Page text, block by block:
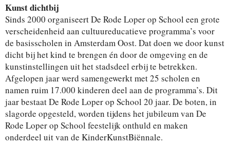
Kunst dichtbij
Sinds 2000 organiseert De Rode Loper op School een grote
verscheidenheid aan cultuureducatieve programma’s voor
de basisscholen in Amsterdam Oost. Dat doen we door kunst
dicht bij het kind te brengen én door de omgeving en de
kunstinstellingen uit het stadsdeel erbij te betrekken.
Afgelopen jaar werd samengewerkt met 25 scholen en
namen ruim 17.000 kinderen deel aan de programma’s. Dit
jaar bestaat De Rode Loper op School 20 jaar. De boten, in
slagorde opgesteld, worden tijdens het jubileum van De
Rode Loper op School feestelijk onthuld en maken
onderdeel uit van de KinderKunstBiënnale.